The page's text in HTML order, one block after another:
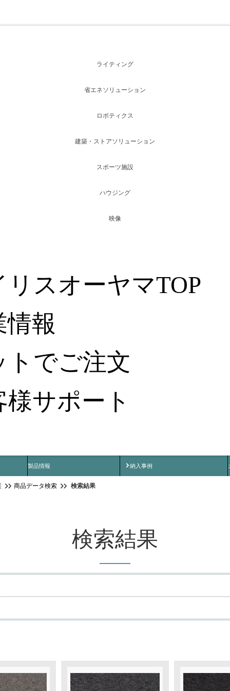
リスオーヤマTOP
情報
トでご注文
様サポート
ライティング
省エネソリューション
ロボティクス
建築・ストアソリューション
スポーツ施設
ハウジング
映像
製品情報 納入事例
納入事例インタビュー
商品データ検索 検索結果
検索結果